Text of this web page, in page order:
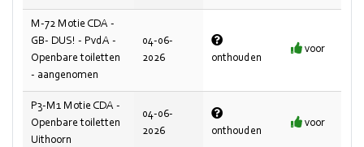
M-72 Motie CDA -
GB- DUS! - PvdA -
Openbare toiletten
- aangenomen
04-06-
2026
onthouden
voor
P3-M1 Motie CDA -
Openbare toiletten
Uithoorn
04-06-
2026
onthouden
voor